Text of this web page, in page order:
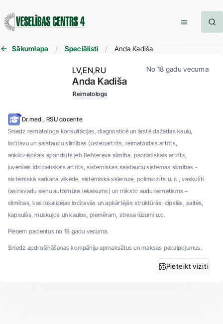
Sākumlapa Speciālisti Anda Kadiša
LV EN RU No 18 gadu vecuma
Anda Kadiša
Reimatologs
Dr.med., RSU docente
Sniedz reimatologa konsultācijas, diagnosticē un ārstē dažādas kaulu,
locītavu un saistaudu slimības (osteoartrīts, reimatoīdais artrīts,
ankilozējošais spondilīts jeb Behtereva slimība, psoriātiskais artrīts,
juvenilais idiopātiskais artrīts, sistēmiskās saistaudu sistēmas slimības -
sistēmiskā sarkanā vilkēde, sistēmiskā skleroze, polimiozīts u. c., vaskulīti
(asinsvadu sienu autoimūns iekaisums) un mīksto audu reimatisms –
slimības, kas lokalizējas locītavās un apkārtējās struktūrās: cīpslās, saitēs,
kapsulās, muskuļos un kaulos, piemēram, stresa lūzumi u.c.
Pieņem pacientus no 18 gadu vecuma.
Sniedz apdrošināšanas kompāniju apmaksātus un maksas pakalpojumus.
Pieteikt vizīti